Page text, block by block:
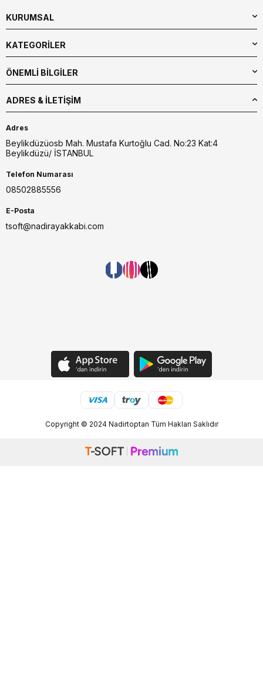
KURUMSAL
KATEGORİLER
ÖNEMLİ BİLGİLER
ADRES & İLETIŞIM
Adres
Beylikdüzüosb Mah. Mustafa Kurtoğlu Cad. No:23 Kat:4
Beylikdüzü/ İSTANBUL
Telefon Numarası
08502885556
E-Posta
tsoft@nadirayakkabi.com
Copyright © 2024 Nadirtoptan Tüm Hakları Saklıdır